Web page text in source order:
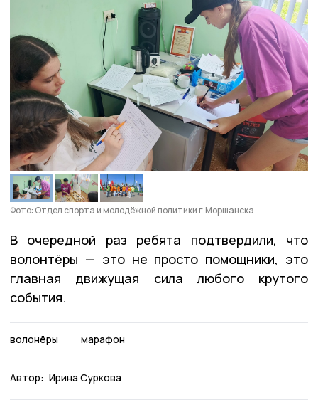
Фото: Отдел спорта и молодёжной политики г.Моршанска
В очередной раз ребята подтвердили, что
волонтёры — это не просто помощники, это
главная движущая сила любого крутого
события.
волонёры марафон
Автор: Ирина Суркова